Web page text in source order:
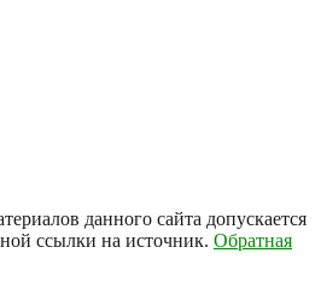
данного сайта допускается
ссылки на источник. Обратная